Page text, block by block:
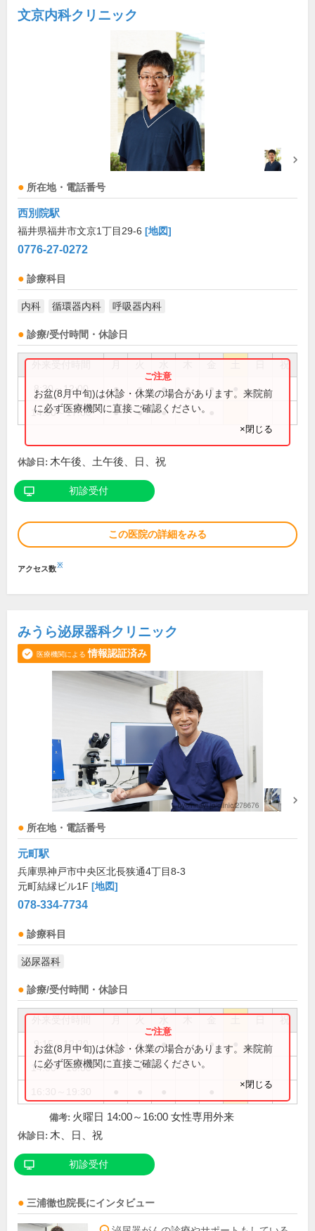
文京内科クリニック
所在地・電話番号
西別院駅
福井県福井市文京1丁目29-6 [地図]
0776-27-0272
診療科目
内科 循環器内科 呼吸器内科
診療/受付時間・休診日
祝
8:30～12:00 ● ● ● ● ●
14:00～17:00 ● ● ●
お盆(8月中旬)は休診・休業の場合があります。来院前
に必ず医療機関に直接ご確認ください。
×閉じる
休診日: 木午後、土午後、日、祝
初診受付
この医院の詳細をみる
アクセス数※
みうら泌尿器科クリニック
医療機関による 情報認証済み
所在地・電話番号
元町駅
兵庫県神戸市中央区北長狭通4丁目8-3
元町結縁ビル1F [地図]
078-334-7734
診療科目
泌尿器科
診療/受付時間・休診日
祝
9:15～12:30 ● ● ● ●
14:00～16:00 ●
お盆(8月中旬)は休診・休業の場合があります。来院前
に必ず医療機関に直接ご確認ください。
×閉じる
備考: 火曜日 14:00～16:00 女性専用外来
休診日: 木、日、祝
初診受付
三浦徹也院長にインタビュー